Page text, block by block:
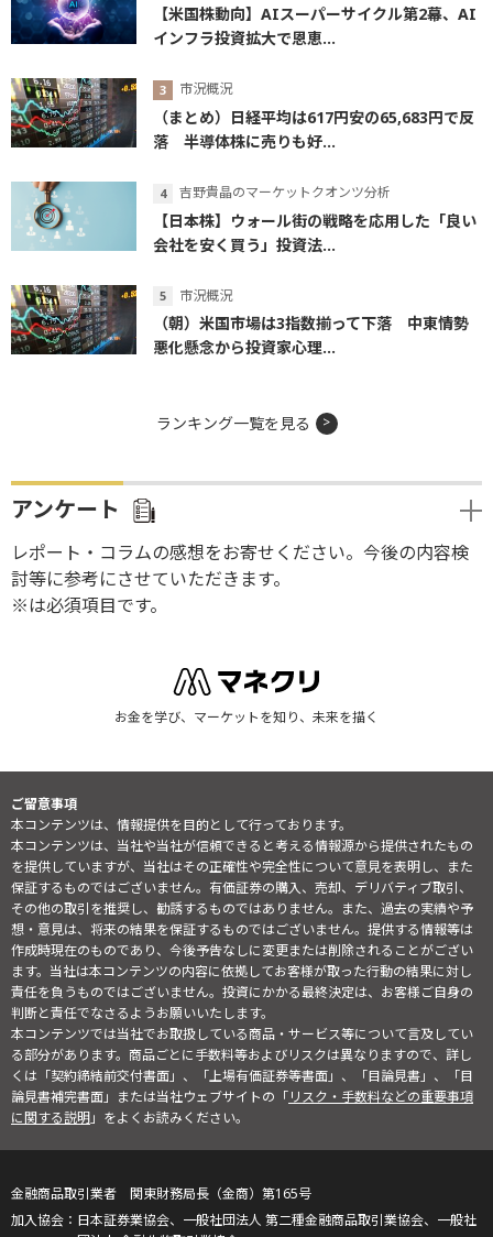
【米国株動向】AIスーパーサイクル第2幕、AI
インフラ投資拡大で恩恵...
市況概況
（まとめ）日経平均は617円安の65,683円で反
落 半導体株に売りも好...
吉野貴晶のマーケットクオンツ分析
【日本株】ウォール街の戦略を応用した「良い
会社を安く買う」投資法...
市況概況
（朝）米国市場は3指数揃って下落 中東情勢
悪化懸念から投資家心理...
ランキング一覧を見る
アンケート
レポート・コラムの感想をお寄せください。今後の内容検
討等に参考にさせていただきます。
※は必須項目です。
お金を学び、マーケットを知り、未来を描く
ご留意事項
本コンテンツは、情報提供を目的として行っております。
本コンテンツは、当社や当社が信頼できると考える情報源から提供されたもの
を提供していますが、当社はその正確性や完全性について意見を表明し、また
保証するものではございません。有価証券の購入、売却、デリバティブ取引、
その他の取引を推奨し、勧誘するものではありません。また、過去の実績や予
想・意見は、将来の結果を保証するものではございません。提供する情報等は
作成時現在のものであり、今後予告なしに変更または削除されることがござい
ます。当社は本コンテンツの内容に依拠してお客様が取った行動の結果に対し
責任を負うものではございません。投資にかかる最終決定は、お客様ご自身の
判断と責任でなさるようお願いいたします。
本コンテンツでは当社でお取扱している商品・サービス等について言及してい
る部分があります。商品ごとに手数料等およびリスクは異なりますので、詳し
くは「契約締結前交付書面」、「上場有価証券等書面」、「目論見書」、「目
論見書補完書面」または当社ウェブサイトの「リスク・手数料などの重要事項
に関する説明」をよくお読みください。
金融商品取引業者 関東財務局長（金商）第165号
日本証券業協会、一般社団法人 第二種金融商品取引業協会、一般社